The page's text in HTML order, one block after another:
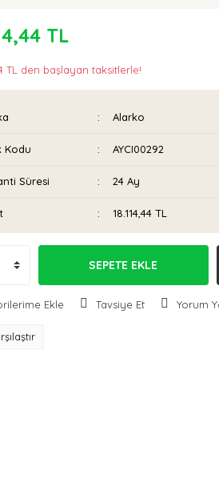
TL
TL den başlayan taksitlerle!
Alarko
Kodu AYCI00292
Süresi 24 Ay
18.114,44 TL
SEPETE EKLE
Tavsiye Et Yorum